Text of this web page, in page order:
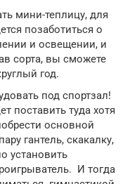
мини-теплицу, для
позаботиться о
и освещении, и
сорта, вы сможете
год.
под спортзал!
поставить туда хотя
основной
гантель, скакалку,
установить
И тогда